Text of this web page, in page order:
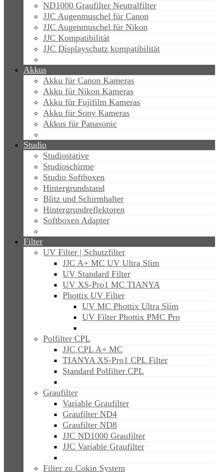
ND1000 Graufilter Neutralfilter
JJC Augenmuschel für Canon
JJC Augenmuschel für Nikon
JJC Kompatibilität
JJC Displayschutz kompatibilität
Akkus
Akku für Canon Kameras
Akku für Nikon Kameras
Akku für Fujifilm Kameras
Akku für Sony Kameras
Akkus für Panasonic
Studio
Studiostative
Studioschirme
Studio Softboxen
Hintergrundstand
Blitz und Schirmhalter
Hintergrundreflektoren
Softboxen Adapter
Filter
UV Filter | Schutzfilter
JJC A+ MC UV Ultra Slim
UV Standard Filter
UV XS-Pro1 MC TIANYA
Phottix UV Filter
UV MC Phottix Ultra Slim
UV Filter Phottix PMC Pro
Polfilter CPL
JJC CPL A+ MC
TIANYA XS-Pro1 CPL Filter
Standard Polfilter CPL
Graufilter
Variable Graufilter
Graufilter ND4
Graufilter ND8
JJC ND1000 Graufilter
JJC Variable Graufilter
Filter zu Cokin System